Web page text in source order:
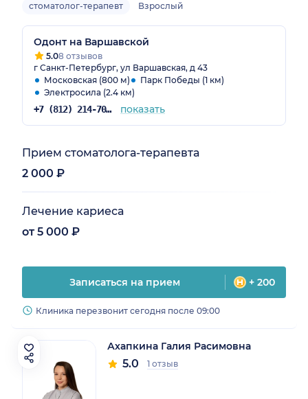
стоматолог-терапевт Взрослый
Одонт на Варшавской
5.08 отзывов
г Санкт-Петербург, ул Варшавская, д 43
Московская (800 м)
Парк Победы (1 км)
Электросила (2.4 км)
+7 (812) 214-70-82 показать
Прием стоматолога-терапевта
2 000 ₽
Лечение кариеса
от 5 000 ₽
Записаться на прием + 200
Клиника перезвонит сегодня после 09:00
Ахапкина Галия Расимовна
5.0 1 отзыв